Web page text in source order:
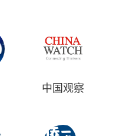
中国观察